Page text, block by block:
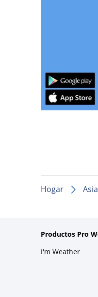
Hogar Asia
Productos Pro
I'm Weather